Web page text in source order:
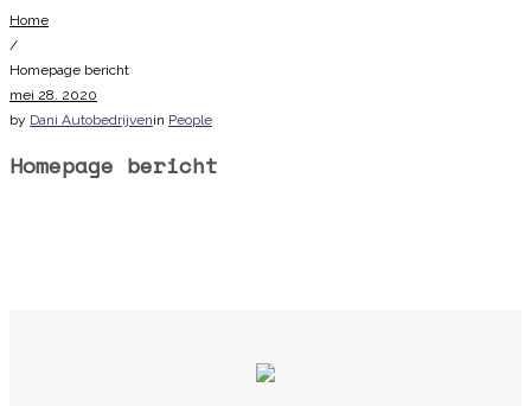
Home
/
Homepage bericht
mei 28 . 2020
by Dani Autobedrijvenin People
Homepage bericht